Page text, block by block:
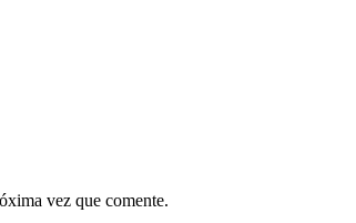
vez que comente.